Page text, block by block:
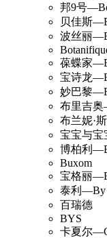
邦9号
贝佳斯
波丝丽
葆蝶家
宝诗龙
妙巴黎
布里吉
布兰妮·
宝宝与宝
博柏利
Buxom
宝格丽
泰利—By
百瑞德
BYS
卡夏尔